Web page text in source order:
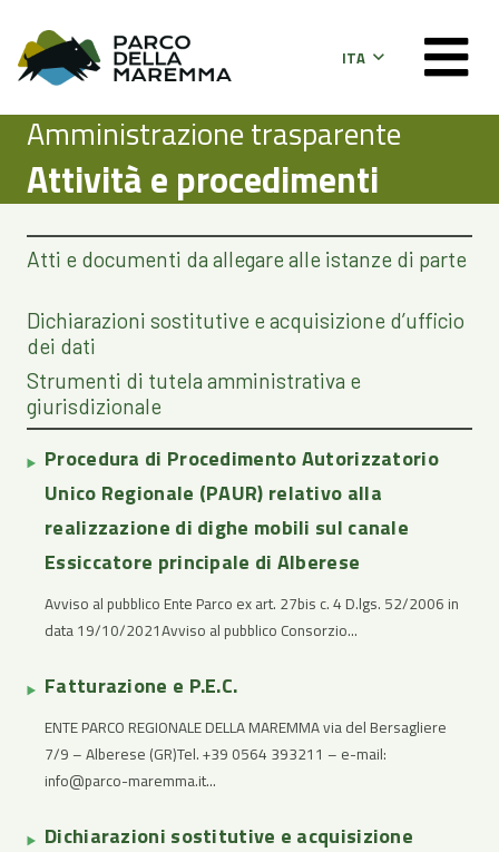
ITA
Amministrazione trasparente
Attività e procedimenti
Atti e documenti da allegare alle istanze di parte
Dichiarazioni sostitutive e acquisizione d’ufficio
dei dati
Strumenti di tutela amministrativa e
giurisdizionale
Procedura di Procedimento Autorizzatorio
Unico Regionale (PAUR) relativo alla
realizzazione di dighe mobili sul canale
Essiccatore principale di Alberese
Avviso al pubblico Ente Parco ex art. 27bis c. 4 D.lgs. 52/2006 in
data 19/10/2021Avviso al pubblico Consorzio...
Fatturazione e P.E.C.
ENTE PARCO REGIONALE DELLA MAREMMA via del Bersagliere
7/9 – Alberese (GR)Tel. +39 0564 393211 – e-mail:
info@parco-maremma.it...
Dichiarazioni sostitutive e acquisizione